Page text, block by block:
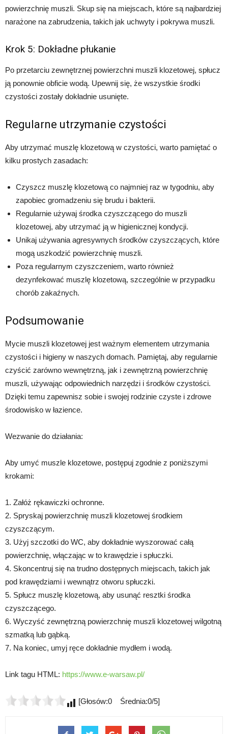
powierzchnię muszli. Skup się na miejscach, które są najbardziej
narażone na zabrudzenia, takich jak uchwyty i pokrywa muszli.
Krok 5: Dokładne płukanie
Po przetarciu zewnętrznej powierzchni muszli klozetowej, spłucz
ją ponownie obficie wodą. Upewnij się, że wszystkie środki
czystości zostały dokładnie usunięte.
Regularne utrzymanie czystości
Aby utrzymać muszlę klozetową w czystości, warto pamiętać o
kilku prostych zasadach:
Czyszcz muszlę klozetową co najmniej raz w tygodniu, aby
zapobiec gromadzeniu się brudu i bakterii.
Regularnie używaj środka czyszczącego do muszli
klozetowej, aby utrzymać ją w higienicznej kondycji.
Unikaj używania agresywnych środków czyszczących, które
mogą uszkodzić powierzchnię muszli.
Poza regularnym czyszczeniem, warto również
dezynfekować muszlę klozetową, szczególnie w przypadku
chorób zakaźnych.
Podsumowanie
Mycie muszli klozetowej jest ważnym elementem utrzymania
czystości i higieny w naszych domach. Pamiętaj, aby regularnie
czyścić zarówno wewnętrzną, jak i zewnętrzną powierzchnię
muszli, używając odpowiednich narzędzi i środków czystości.
Dzięki temu zapewnisz sobie i swojej rodzinie czyste i zdrowe
środowisko w łazience.
Wezwanie do działania:
Aby umyć muszle klozetowe, postępuj zgodnie z poniższymi
krokami:
1. Załóż rękawiczki ochronne.
2. Spryskaj powierzchnię muszli klozetowej środkiem
czyszczącym.
3. Użyj szczotki do WC, aby dokładnie wyszorować całą
powierzchnię, włączając w to krawędzie i spłuczki.
4. Skoncentruj się na trudno dostępnych miejscach, takich jak
pod krawędziami i wewnątrz otworu spłuczki.
5. Spłucz muszlę klozetową, aby usunąć resztki środka
czyszczącego.
6. Wyczyść zewnętrzną powierzchnię muszli klozetowej wilgotną
szmatką lub gąbką.
7. Na koniec, umyj ręce dokładnie mydłem i wodą.
Link tagu HTML: https://www.e-warsaw.pl/
[Głosów:0 Średnia:0/5]